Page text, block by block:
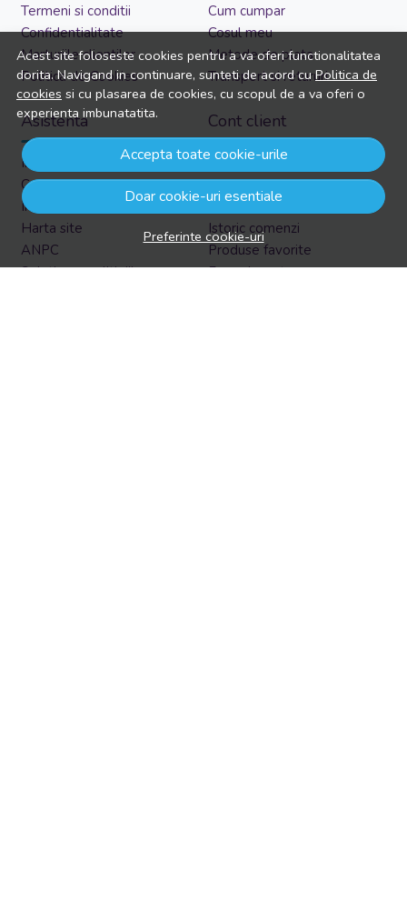
Acest site foloseste cookies pentru a va oferi functionalitatea
dorita. Navigand in continuare, sunteti de acord cuPolitica de
cookies si cu plasarea de cookies, cu scopul de a va oferi o
experienta imbunatatita.
Accepta toate cookie-urile
Doar cookie-uri esentiale
Preferinte cookie-uri
Termeni si conditii
Confidentialitate
Marturiile clientilor
Politica de Cookies
Cum cumpar
Cosul meu
Metode de plata
Transport si retururi
Asistenta
Informatii legale
Contacteaza-ne
Intrebari frecvente
Harta site
ANPC
Solutionarea litigiilor
Cont client
Contul meu
Inregistrare
Recuperare parola
Istoric comenzi
Produse favorite
Formular retur